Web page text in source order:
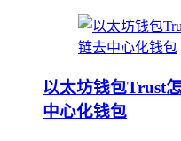
以太坊钱包Trust
中心化钱包